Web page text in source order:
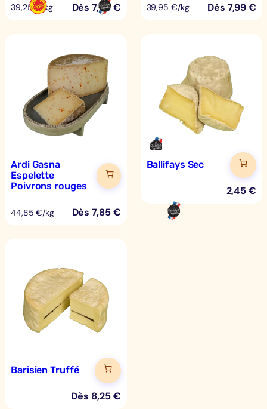
39,25 €/kg Dès7,85€ 39,95 €/kg Dès 7,99€
Ardi Gasna
Espelette
Poivrons rouges
44,85 €/kg Dès7,85€
Ballifays Sec
2,45€
Barisien Truffé
Dès 8,25€